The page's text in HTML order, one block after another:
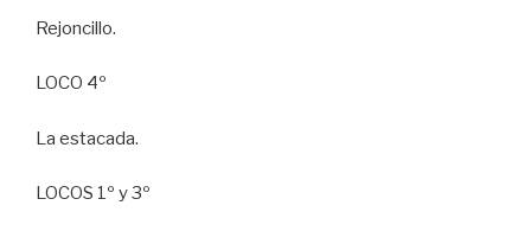
Rejoncillo.
LOCO 4º
La estacada.
LOCOS 1º y 3º